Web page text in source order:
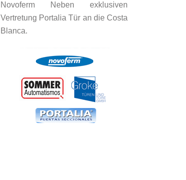
Novoferm Neben exklusiven
Vertretung Portalia Tür an die Costa
Blanca.